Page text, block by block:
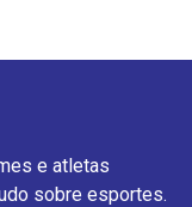
e atletas
sobre esportes.